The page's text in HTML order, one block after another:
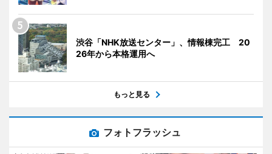
渋谷「NHK放送センター」、情報棟完工 20
26年から本格運用へ
もっと見る
フォトフラッシュ